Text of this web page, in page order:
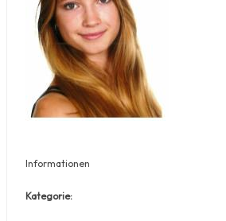
Informationen
Kategorie: